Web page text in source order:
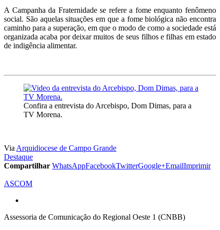
A Campanha da Fraternidade se refere a fome enquanto fenômeno
social. São aquelas situações em que a fome biológica não encontra
caminho para a superação, em que o modo de como a sociedade está
organizada acaba por deixar muitos de seus filhos e filhas em estado
de indigência alimentar.
Confira a entrevista do Arcebispo, Dom Dimas, para a
TV Morena.
Via Arquidiocese de Campo Grande
Destaque
Compartilhar WhatsAppFacebookTwitterGoogle+EmailImprimir
ASCOM
Assessoria de Comunicação do Regional Oeste 1 (CNBB)